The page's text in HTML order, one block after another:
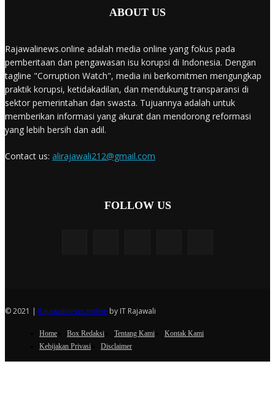
ABOUT US
Rajawalinews.online adalah media online yang fokus pada
pemberitaan dan pengawasan isu korupsi di Indonesia. Dengan
tagline "Corruption Watch", media ini berkomitmen mengungkap
praktik korupsi, ketidakadilan, dan mendukung transparansi di
sektor pemerintahan dan swasta. Tujuannya adalah untuk
memberikan informasi yang akurat dan mendorong reformasi
yang lebih bersih dan adil.
Contact us: alirajawali212@gmail.com
FOLLOW US
© 2021 | Rajawalinews.online by IT Rajawali
Home Box Redaksi Tentang Kami
Kontak Kami
Kebijakan Privasi
Disclaimer